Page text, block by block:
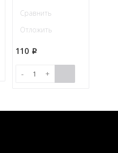
Сравнить
Отложить
110 p
- +